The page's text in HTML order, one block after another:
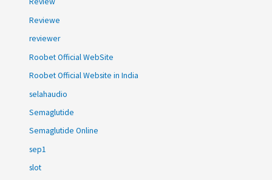
Reviewe
reviewer
Roobet Official WebSite
Roobet Official Website in India
selahaudio
Semaglutide
Semaglutide Online
sep1
slot